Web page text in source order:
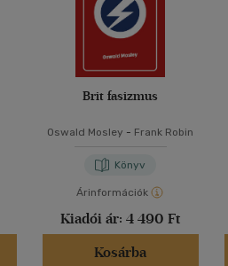
Brit fasizmus
Oswald Mosley - Frank Robin
Könyv
Árinformációk
Kiadói ár: 4 490 Ft
Kosárba